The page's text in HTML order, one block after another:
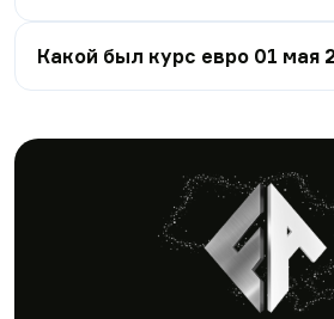
Какой был курс евро 01 мая